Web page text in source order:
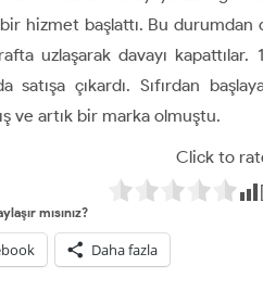
hizmet başlattı. Bu
uzlaşarak davayı
satışa çıkardı. Sıfırdan
ve artık bir marka olmuştu.
Click to
mısınız?
Daha fazla